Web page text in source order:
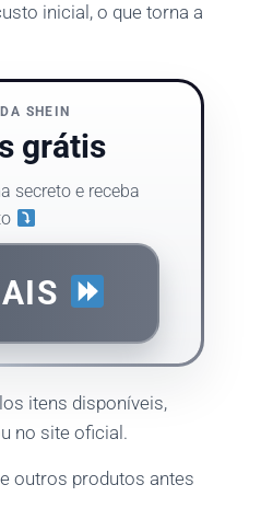
inicial, o que torna a
SHEIN
grátis
secreto e receba
itens disponíveis,
no site oficial.
outros produtos antes